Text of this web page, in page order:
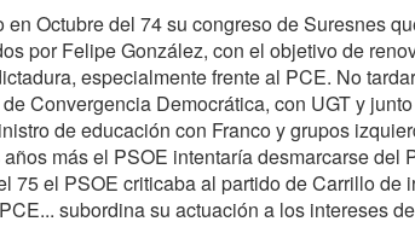
Octubre del 74 su congreso de Suresnes
por Felipe González, con el objetivo de
especialmente frente al PCE. No
Convergencia Democrática, con UGT y
de educación con Franco y grupos
más el PSOE intentaría desmarcarse del
75 el PSOE criticaba al partido de Carrillo de
subordina su actuación a los intereses